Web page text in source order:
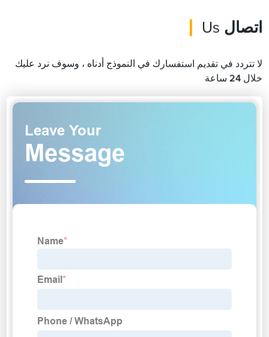
اتصال
لا تتردد في تقديم استفسارك في النموذج أدناه ، وسوف نرد عليك
خلال 24 ساعة